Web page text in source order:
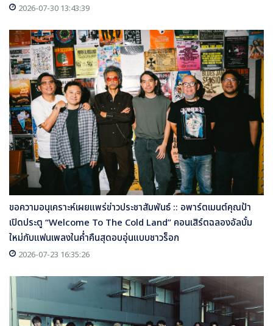
2026-07-30 13:43:39
ขอความอนุเคราะห์เผยแพร่ข่าวประชาสัมพันธ์ :: อพาร์ตเมนต์คุณป้า
เปิดประตู “Welcome To The Cold Land” คอนเสิร์ตฉลองอัลบั้ม
ใหม่กับแฟนเพลงในค่ำคืนสุดอบอุ่นแบบชาวร็อก
2026-07-23 16:35:26